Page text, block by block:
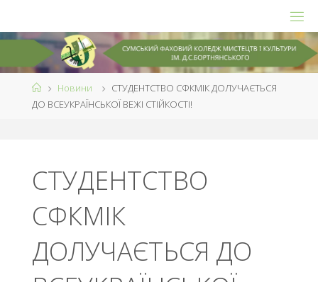
content
HomeНовини
СТУДЕНТСТВО СФКМІК ДОЛУЧАЄТЬСЯ
ДО ВСЕУКРАЇНСЬКОЇ ВЕЖІ СТІЙКОСТІ!
СТУДЕНТСТВО
СФКМІК
ДОЛУЧАЄТЬСЯ ДО